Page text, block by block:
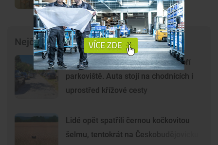
Nejčtenější články
Chlum u Třeboně se proměnil v obří
parkoviště. Auta stojí na chodnících i
uprostřed křížové cesty
Lidé opět spatřili černou kočkovitou
šelmu, tentokrát na Českobudějovicku